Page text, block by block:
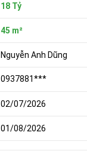
18 Tỷ
45 m²
Nguyễn Anh Dũng
0937881***
02/07/2026
01/08/2026